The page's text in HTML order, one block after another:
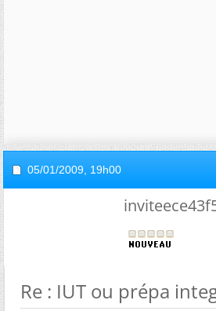
05/01/2009, 19h00
Re : IUT ou prépa